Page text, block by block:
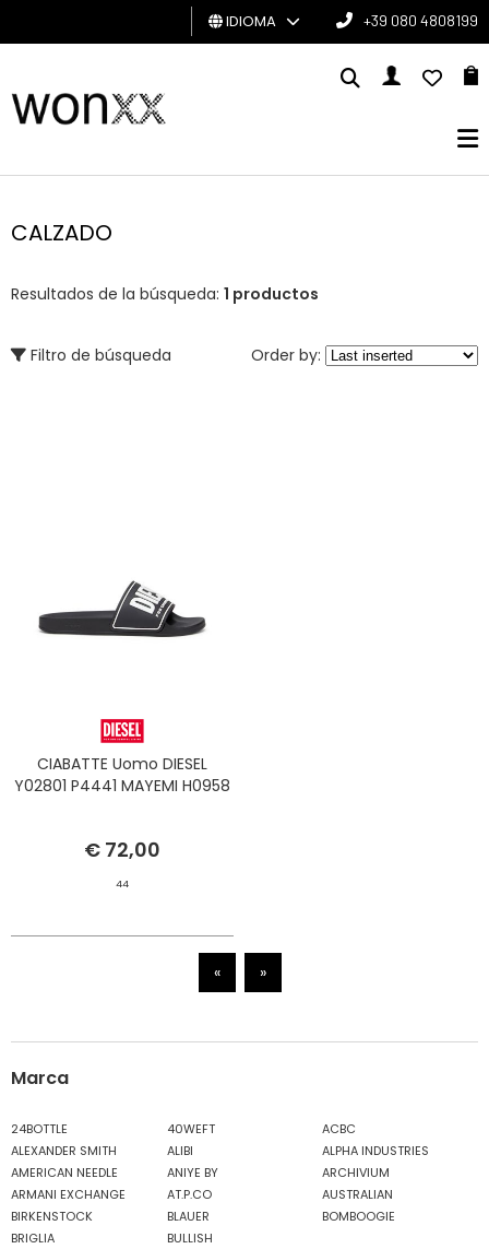
HOMBRE
DE
BRAND
IDIOMA +39 080 4808199
CALZADO
Resultados de la búsqueda: 1 productos
Filtro de búsqueda Order by:
CIABATTE Uomo DIESEL
Y02801 P4441 MAYEMI H0958
€ 72,00
44
« »
Marca
24BOTTLE 40WEFT
ACBC
ALEXANDER SMITH
ALIBI
ALPHA INDUSTRIES
AMERICAN NEEDLE
ANIYE BY
ARCHIVIUM
ARMANI EXCHANGE
AT.P.CO
AUSTRALIAN
BIRKENSTOCK
BLAUER
BOMBOOGIE
BRIGLIA
BULLISH